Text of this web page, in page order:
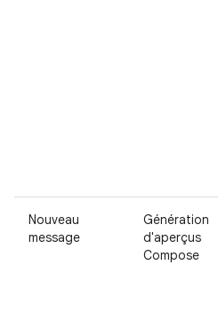
Nouveau
message
Génération
d'aperçus
Compose